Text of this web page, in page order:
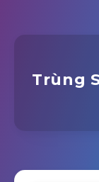
Trùng